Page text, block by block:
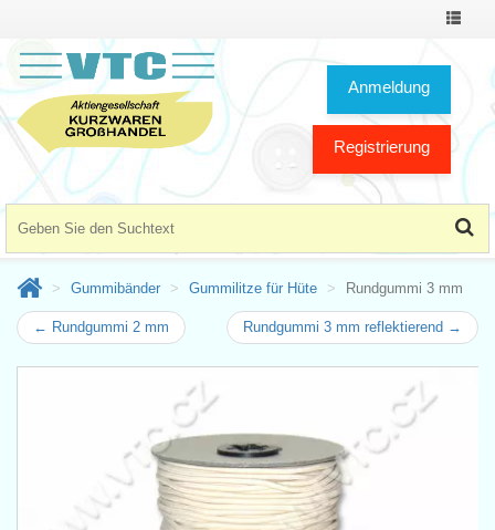
Toggle
Anmeldung
Registrierung
Gummibänder Gummilitze für Hüte Rundgummi 3 mm
← Rundgummi 2 mm Rundgummi 3 mm reflektierend →